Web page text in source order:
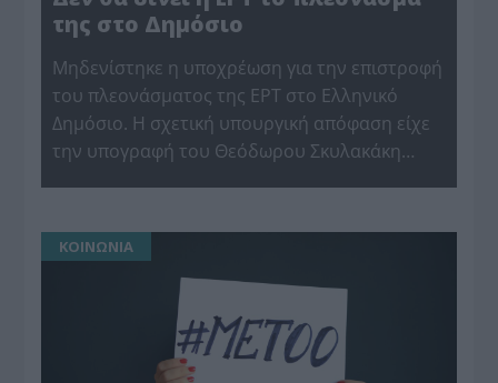
της στο Δημόσιο
Μηδενίστηκε η υποχρέωση για την επιστροφή
του πλεονάσματος της ΕΡΤ στο Ελληνικό
Δημόσιο. Η σχετική υπουργική απόφαση είχε
την υπογραφή του Θεόδωρου Σκυλακάκη…
ΚΟΙΝΩΝΙΑ